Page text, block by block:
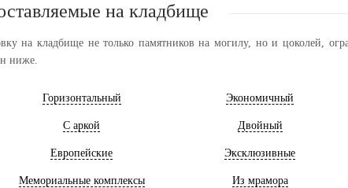
на кладбище
на кладбище не только памятников на могилу, но и цоколей,
ниже.
Горизонтальный Экономичный
С аркой Двойный
Европейские Эксклюзивные
Мемориальные комплексы Из мрамора